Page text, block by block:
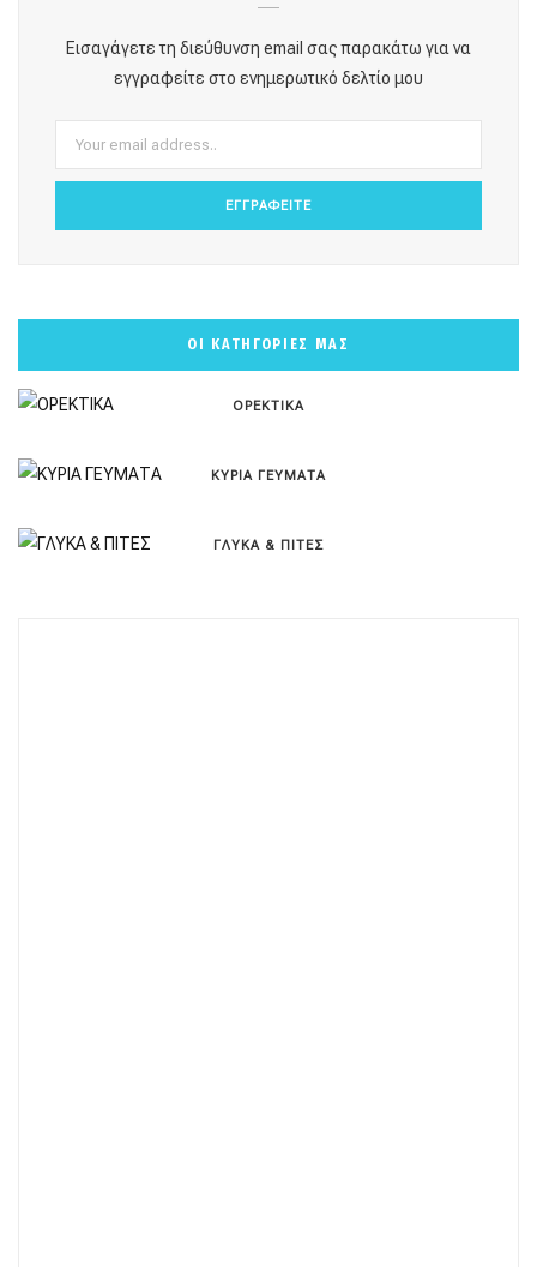
o r e e
Εισαγάγετε τη διεύθυνση email σας παρακάτω για να
εγγραφείτε στο ενημερωτικό δελτίο μου
ΟΙ ΚΑΤΗΓΟΡΙΕΣ ΜΑΣ
ΟΡΕΚΤΙΚΑ
ΚΥΡΙΑ ΓΕΥΜΑΤΑ
ΓΛΥΚΑ & ΠΙΤΕΣ